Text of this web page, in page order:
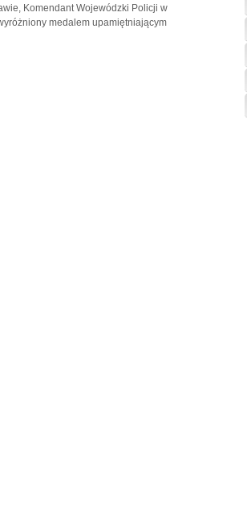
Komendant Wojewódzki Policji w
medalem upamiętniającym